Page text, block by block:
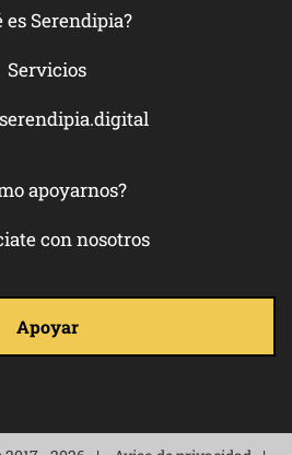
es Serendipia?
Servicios
apoyarnos?
con nosotros
Apoyar